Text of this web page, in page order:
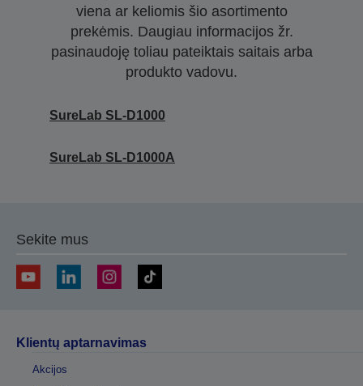
viena ar keliomis šio asortimento
prekėmis. Daugiau informacijos žr.
pasinaudoję toliau pateiktais saitais arba
produkto vadovu.
SureLab SL-D1000
SureLab SL-D1000A
Sekite mus
Klientų aptarnavimas
Akcijos